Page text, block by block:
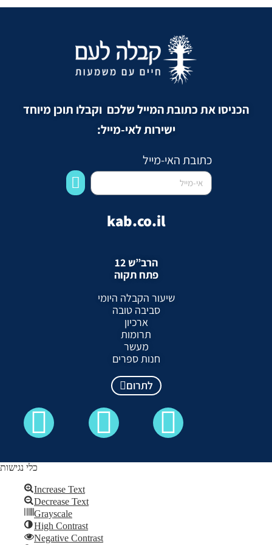
הכניסו את כתובת המייל שלכם וקבלו תוכן מיוחד
ישירות לאי-מייל:
כתובת האי-מייל
kab.co.il
הרב”ש 12
פתח תקוה
שיעור הקבלה היומי
סביבה טובה
ארכיון
תרומות
מעשר
חנות ספרים
לתרום
Skip to content
כלי נגישות
Increase Text
Decrease Text
Grayscale
High Contrast
Negative Contrast